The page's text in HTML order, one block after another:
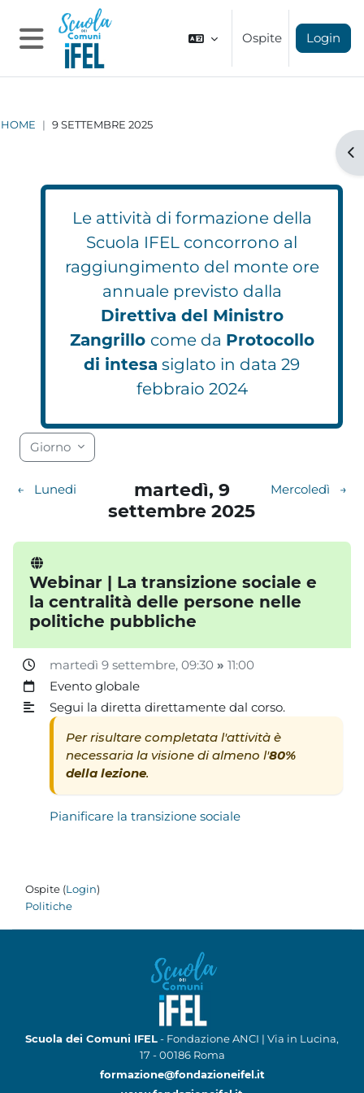
Vai al contenuto principale
Pannello laterale
Ospite Login
HOME 9 SETTEMBRE 2025
Le attività di formazione della
Scuola IFEL concorrono al
raggiungimento del monte ore
annuale previsto dalla
Direttiva del Ministro
Zangrillo come da Protocollo
di intesa siglato in data 29
febbraio 2024
Blocchi
Blocchi
Blocchi
Blocchi
Blocchi
Blocchi
Blocchi
Blocchi
Blocchi
Blocchi
Blocchi
Blocchi
Blocchi
Blocchi
Blocchi
Blocchi
Blocchi
Blocchi
Giorno
← Lunedi
martedì, 9
settembre 2025
Mercoledì →
Webinar | La transizione sociale e
la centralità delle persone nelle
politiche pubbliche
martedì 9 settembre, 09:30» 11:00
Evento globale
Segui la diretta direttamente dal corso.
Per risultare completata l'attività è
necessaria la visione di almeno l'80%
della lezione.
Pianificare la transizione sociale
Ospite (Login)
Politiche
Scuola dei Comuni IFEL- Fondazione ANCI | Via in Lucina,
17 - 00186 Roma
formazione@fondazioneifel.it